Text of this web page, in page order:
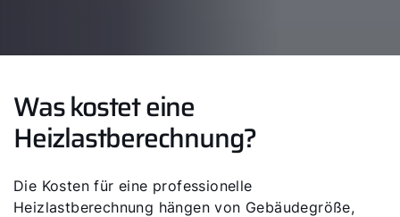
Was kostet eine
Heizlastberechnung?
Die Kosten für eine professionelle
Heizlastberechnung hängen von Gebäudegröße,